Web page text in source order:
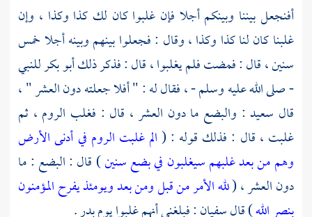
أفنجعل بيننا وبينكم أجلا فإن غلبوا كان لك كذا وكذا ، وإن
غلبنا كان لنا كذا وكذا ، وقال : فجعلوا بينهم وبينه أجلا خمس
سنين ، قال : فمضت فلم يغلبوا ، قال : فذكر ذلكأبو بكرللنبي
- صلى الله عليه وسلم - ، فقال له : " أفلا جعلته دون العشر " ،
قال سعيد : والبضع ما دون العشر ، قال : فغلب الروم ، ثم
غلبت ، قال : فذلك قوله : (الم غلبت الروم في أدنى الأرض
وهم من بعد غلبهم سيغلبون في بضع سنين) قال : البضع : ما
دون العشر ، (لله الأمر من قبل ومن بعد ويومئذ يفرح المؤمنون
بنصر الله) قالسفيان: فبلغني أنهم غلبوا يومبدر .